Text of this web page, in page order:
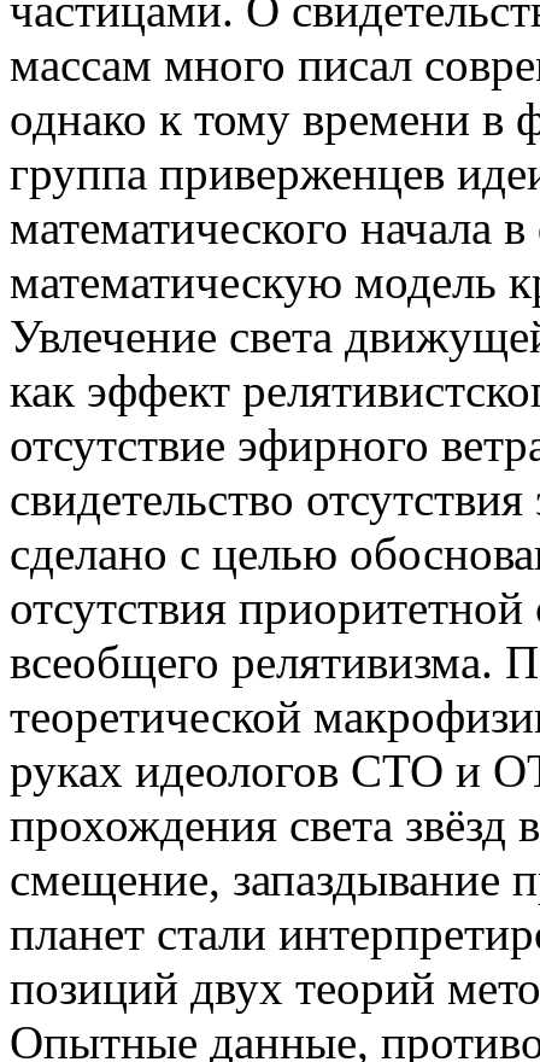
массам много писал
однако к тому времени в
группа приверженцев
математического начала
математическую модель
Увлечение света
как эффект
отсутствие эфирного
свидетельство
сделано с целью
отсутствия
всеобщего релятивизма.
теоретической
руках идеологов СТО и
прохождения света звёзд
смещение, запаздывание
планет стали
позиций двух теорий
Опытные данные,